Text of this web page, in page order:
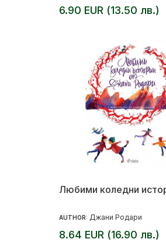
6.90 EUR (13.50 лв.)
Любими коледни
AUTHOR: Джани Родари
8.64 EUR (16.90 лв.)